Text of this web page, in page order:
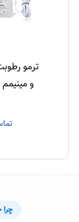
ترمو
و
چرا